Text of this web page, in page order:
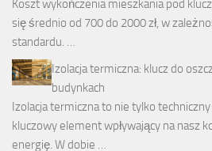
Koszt wykończenia mieszkania pod
się średnio od 700 do 2000 zł, w
standardu. …
Izolacja termiczna: klucz do
budynkach
Izolacja termiczna to nie tylko
kluczowy element wpływający na nasz
energię. W dobie …